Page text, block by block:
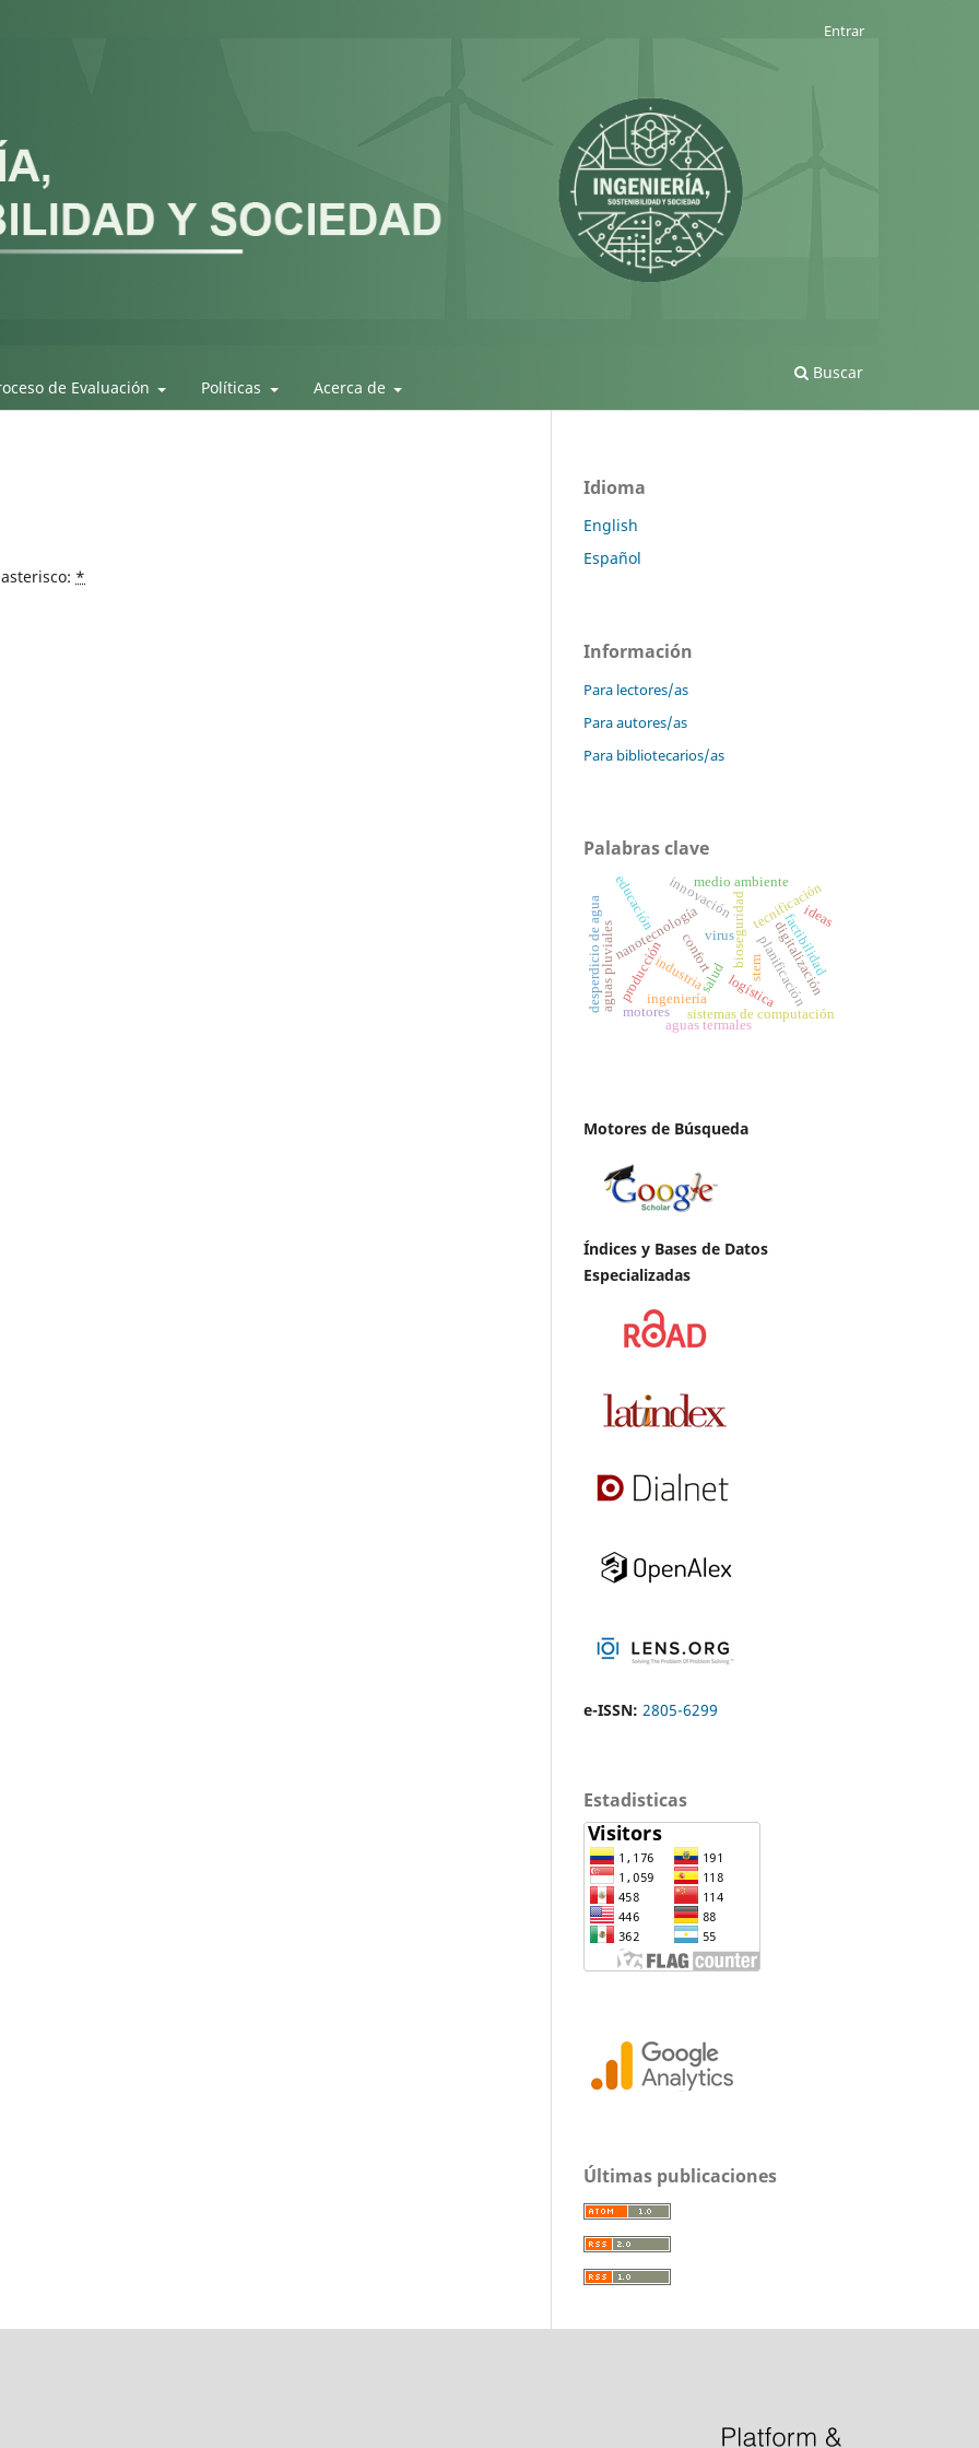
de Evaluación Políticas Acerca de
Buscar
Entrar
*
Idioma
English
Español
Información
Para lectores/as
Para autores/as
Para bibliotecarios/as
Palabras clave
nanotecnología virusbioseguridad
salud
industria
innovación
logística
producción planificación
ingeniería
stem
tecnificación
educación
digitalización
medio ambiente
factibilidad
confort
sistemas de computación
aguas pluviales
desperdicio de agua
aguas termales
motores
ideas
Motores de Búsqueda
Índices y Bases de Datos
Especializadas
e-ISSN: 2805-6299
Estadisticas
Últimas publicaciones